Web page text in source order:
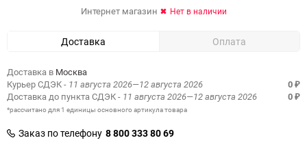
Интернет магазин Нет в наличии
Доставка Оплата
Доставка в Москва
Курьер СДЭК- 11 августа 2026—12 августа 2026 0 ₽
Доставка до пункта СДЭК- 11 августа 2026—12 августа 2026 0 ₽
*рассчитано для 1 единицы основного артикула товара
Заказ по телефону 8 800 333 80 69